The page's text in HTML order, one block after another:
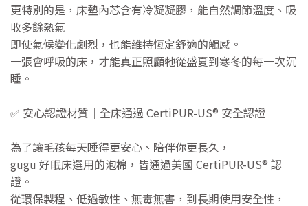
更特別的是，床墊內芯含有冷凝凝膠，能自然調節溫度、吸
收多餘熱氣
即使氣候變化劇烈，也能維持恆定舒適的觸感。
一張會呼吸的床，才能真正照顧牠從盛夏到寒冬的每一次沉
睡。
✅ 安心認證材質｜全床通過 CertiPUR-US® 安全認證
為了讓毛孩每天睡得更安心、陪伴你更長久，
gugu 好眠床選用的泡棉，皆通過美國 CertiPUR-US® 認
證。
從環保製程、低過敏性、無毒無害，到長期使用安全性，